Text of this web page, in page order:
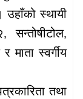
उहाँको स्थायी
,सन्तोषीटोल,
र माता स्वर्गीय
तथा